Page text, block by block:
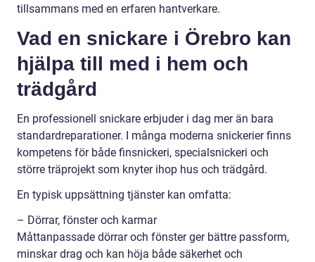
tillsammans med en erfaren hantverkare.
Vad en snickare i Örebro kan
hjälpa till med i hem och
trädgård
En professionell snickare erbjuder i dag mer än bara
standardreparationer. I många moderna snickerier finns
kompetens för både finsnickeri, specialsnickeri och
större träprojekt som knyter ihop hus och trädgård.
En typisk uppsättning tjänster kan omfatta:
– Dörrar, fönster och karmar
Måttanpassade dörrar och fönster ger bättre passform,
minskar drag och kan höja både säkerhet och